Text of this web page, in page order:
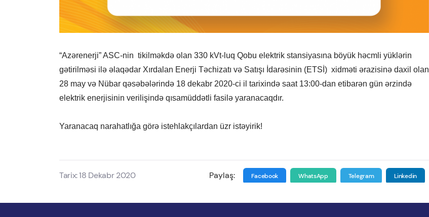
“Azərenerji” ASC-nin tikilməkdə olan 330 kVt-luq Qobu elektrik stansiyasına böyük həcmli yüklərin
gətirilməsi ilə əlaqədar Xırdalan Enerji Təchizatı və Satışı İdarəsinin (ETSİ) xidməti ərazisinə daxil olan
28 may və Nübar qəsəbələrində 18 dekabr 2020-ci il tarixində saat 13:00-dan etibarən gün ərzində
elektrik enerjisinin verilişində qısamüddətli fasilə yaranacaqdır.
Yaranacaq narahatlığa görə istehlakçılardan üzr istəyirik!
Tarix: 18 Dekabr 2020 Paylaş: Facebook WhatsApp Telegram Linkedin